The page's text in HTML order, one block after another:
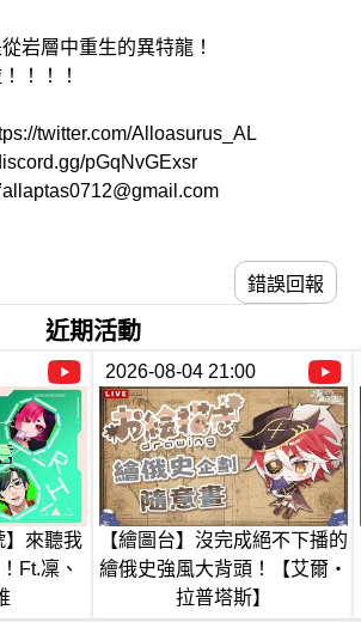
岩層中重生的異特龍！
！！！
twitter.com/Alloasurus_AL
pGqNvGExsr
錯誤回報
近期活動
】來聽我
Ft.凜、
2026-08-04 21:00
【繪圖台】沒完成絕不下播的
繪俄史強風大背頭！【艾爾‧
拉普塔斯】